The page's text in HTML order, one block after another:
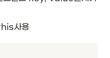
사용